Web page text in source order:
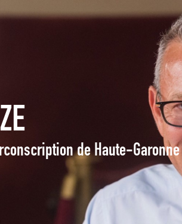
de Haute-Garonne